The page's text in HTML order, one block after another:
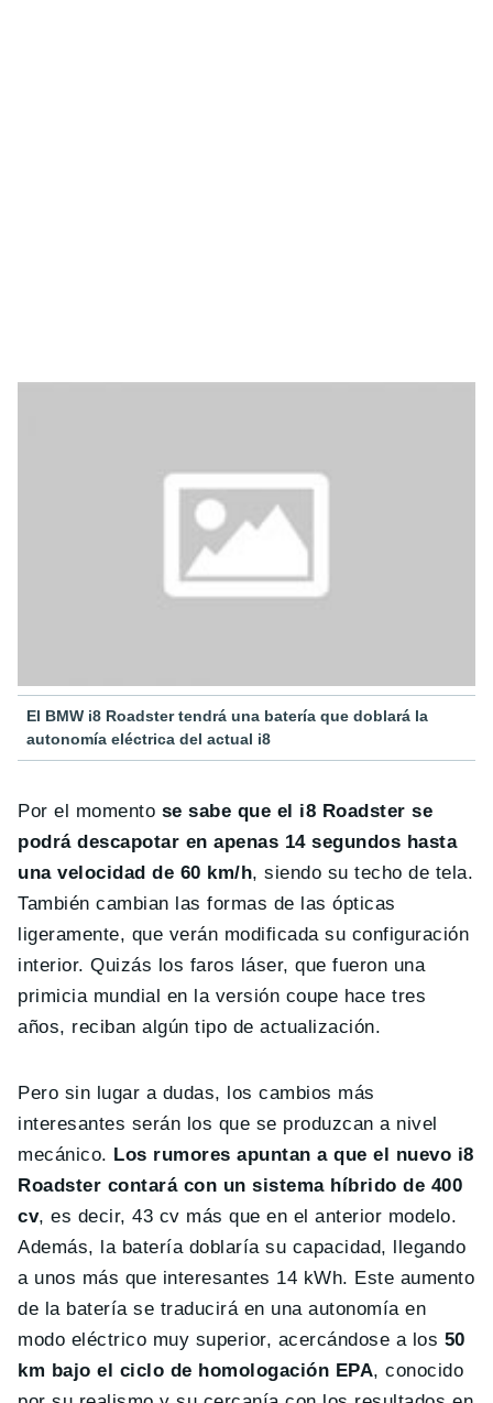
El BMW i8 Roadster tendrá una batería que doblará la
autonomía eléctrica del actual i8
Por el momento se sabe que el i8 Roadster se
podrá descapotar en apenas 14 segundos hasta
una velocidad de 60 km/h, siendo su techo de tela.
También cambian las formas de las ópticas
ligeramente, que verán modificada su configuración
interior. Quizás los faros láser, que fueron una
primicia mundial en la versión coupe hace tres
años, reciban algún tipo de actualización.
Pero sin lugar a dudas, los cambios más
interesantes serán los que se produzcan a nivel
mecánico. Los rumores apuntan a que el nuevo i8
Roadster contará con un sistema híbrido de 400
cv, es decir, 43 cv más que en el anterior modelo.
Además, la batería doblaría su capacidad, llegando
a unos más que interesantes 14 kWh. Este aumento
de la batería se traducirá en una autonomía en
modo eléctrico muy superior, acercándose a los 50
km bajo el ciclo de homologación EPA, conocido